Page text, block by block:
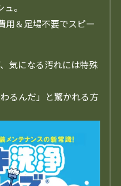
。
用＆足場不要でスピー
気になる汚れには特殊
るんだ」と驚かれる方